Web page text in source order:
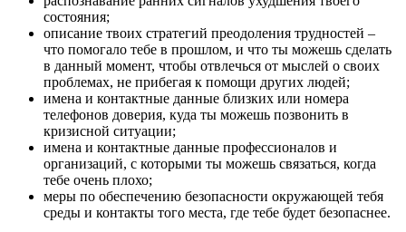
состояния;
описание твоих стратегий преодоления трудностей –
что помогало тебе в прошлом, и что ты можешь сделать
в данный момент, чтобы отвлечься от мыслей о своих
проблемах, не прибегая к помощи других людей;
имена и контактные данные близких или номера
телефонов доверия, куда ты можешь позвонить в
кризисной ситуации;
имена и контактные данные профессионалов и
организаций, с которыми ты можешь связаться, когда
тебе очень плохо;
меры по обеспечению безопасности окружающей тебя
среды и контакты того места, где тебе будет безопаснее.